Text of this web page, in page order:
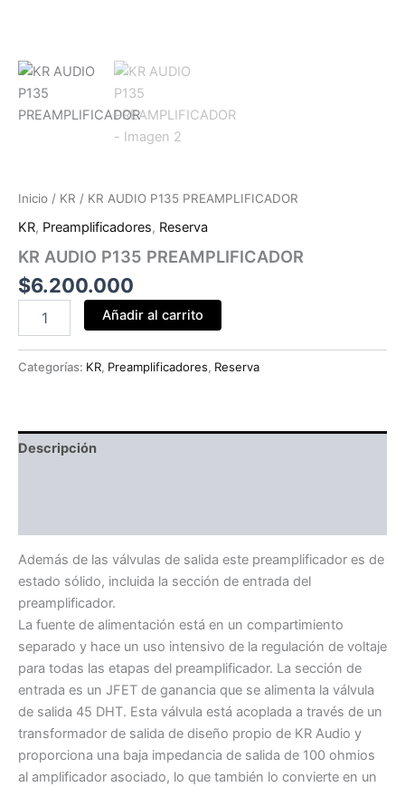
Inicio / KR / KR AUDIO P135 PREAMPLIFICADOR
KR, Preamplificadores, Reserva
KR AUDIO P135 PREAMPLIFICADOR
$6.200.000
Añadir al carrito
Categorías: KR, Preamplificadores, Reserva
Descripción
Además de las válvulas de salida este preamplificador es de
estado sólido, incluida la sección de entrada del
preamplificador.
La fuente de alimentación está en un compartimiento
separado y hace un uso intensivo de la regulación de voltaje
para todas las etapas del preamplificador. La sección de
entrada es un JFET de ganancia que se alimenta la válvula
de salida 45 DHT. Esta válvula está acoplada a través de un
transformador de salida de diseño propio de KR Audio y
proporciona una baja impedancia de salida de 100 ohmios
al amplificador asociado, lo que también lo convierte en un